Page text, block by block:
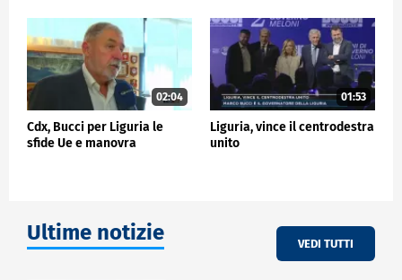
Edoardo Rixi capolista a Genova, penso che siano
un'accoppiata vincente".
POLITICA
02:04
Cdx, Bucci per Liguria le
sfide Ue e manovra
01:53
Liguria, vince il centrodestra
unito
Ultime notizie VEDI TUTTI